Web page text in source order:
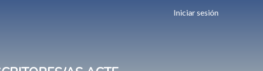
Iniciar sesión